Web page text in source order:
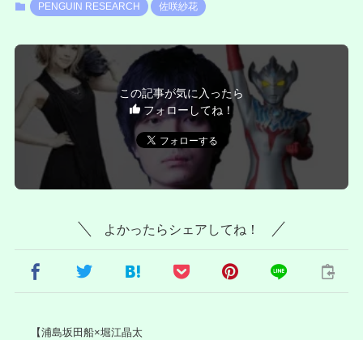
PENGUIN RESEARCH 佐咲紗花
この記事が気に入ったら
フォローしてね！
よかったらシェアしてね！
【浦島坂田船×堀江晶太